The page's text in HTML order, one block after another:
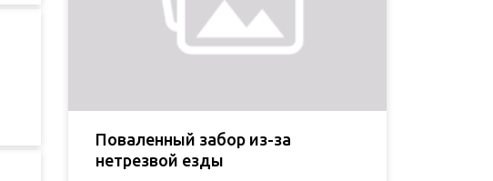
Поваленный забор из-за
нетрезвой езды